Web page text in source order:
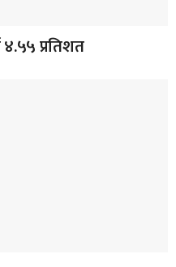
प्रतिशत